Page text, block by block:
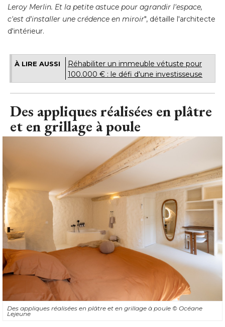
Leroy Merlin. Et la petite astuce pour agrandir l'espace,
c'est d'installer une crédence en miroir", détaille l'architecte
d'intérieur.
À LIRE AUSSI
Réhabiliter un immeuble vétuste pour
100.000 € : le défi d'une investisseuse
Des appliques réalisées en plâtre
et en grillage à poule
Des appliques réalisées en plâtre et en grillage à poule © Océane
Lejeune